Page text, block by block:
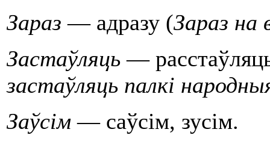
Зараз— адразу (Зараз на
Застаўляць—
застаўляць палкi
Заўсiм — саўсiм, зусiм.